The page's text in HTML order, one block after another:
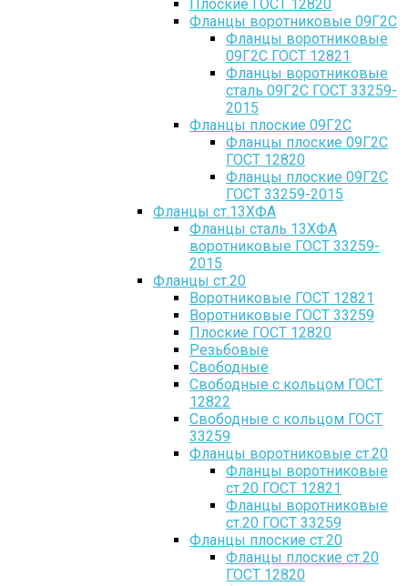
Плоские ГОСТ 12820
Фланцы воротниковые 09Г2С
Фланцы воротниковые
09Г2С ГОСТ 12821
Фланцы воротниковые
сталь 09Г2С ГОСТ 33259-
2015
Фланцы плоские 09Г2С
Фланцы плоские 09Г2С
ГОСТ 12820
Фланцы плоские 09Г2С
ГОСТ 33259-2015
Фланцы ст.13ХФА
Фланцы сталь 13ХФА
воротниковые ГОСТ 33259-
2015
Фланцы ст.20
Воротниковые ГОСТ 12821
Воротниковые ГОСТ 33259
Плоские ГОСТ 12820
Резьбовые
Свободные
Свободные с кольцом ГОСТ
12822
Свободные с кольцом ГОСТ
33259
Фланцы воротниковые ст.20
Фланцы воротниковые
ст.20 ГОСТ 12821
Фланцы воротниковые
ст.20 ГОСТ 33259
Фланцы плоские ст.20
Фланцы плоские ст.20
ГОСТ 12820